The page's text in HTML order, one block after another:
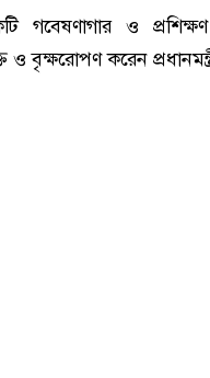
গবেষণাগার ও প্রশিক্ষণ
বৃক্ষরোপণ করেন